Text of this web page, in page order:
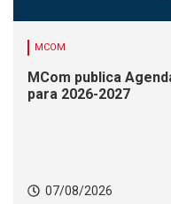
MCOM
MCom publica
para 2026-2027
07/08/2026